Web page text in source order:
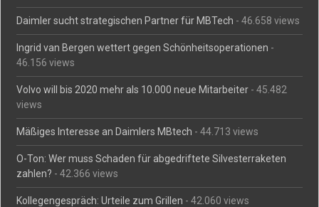
Daimler sucht strategischen Partner für MBTech - 46.658 views
Ingrid van Bergen wettert gegen Schönheitsoperationen -
46.156 views
Volvo will bis 2020 mehr als 10.000 neue Mitarbeiter - 45.482
views
Mäßiges Interesse an Daimlers MBtech - 44.713 views
O-Ton: Wer muss Schaden für abgedriftete Silvesterraketen
zahlen? - 42.366 views
Kollegengespräch: Urteile zum Grillen - 42.060 views